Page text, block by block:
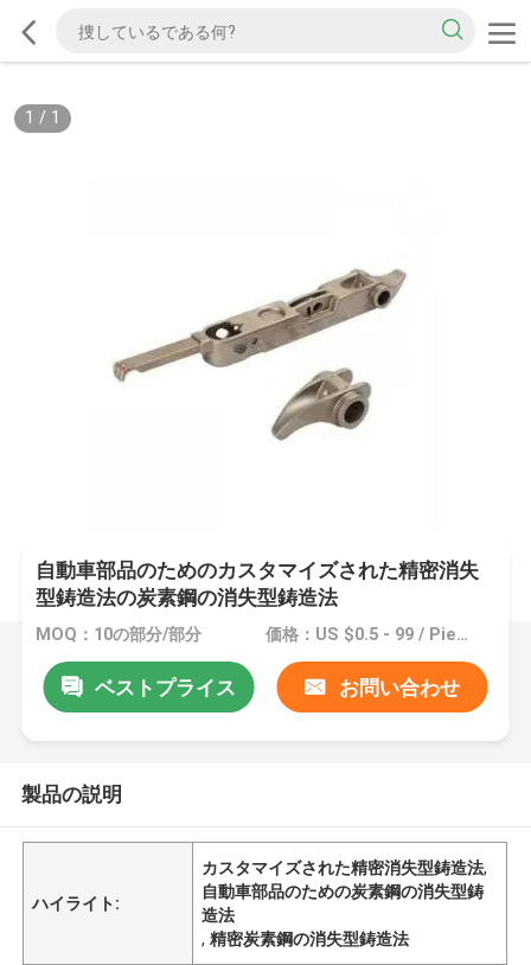
1 / 1
自動車部品のためのカスタマイズされた精密消失
型鋳造法の炭素鋼の消失型鋳造法
MOQ：10の部分/部分 価格：US $0.5 - 99 / Piece
ベストプライス お問い合わせ
製品の説明
ハイライト:
カスタマイズされた精密消失型鋳造法,
自動車部品のための炭素鋼の消失型鋳
造法
,精密炭素鋼の消失型鋳造法